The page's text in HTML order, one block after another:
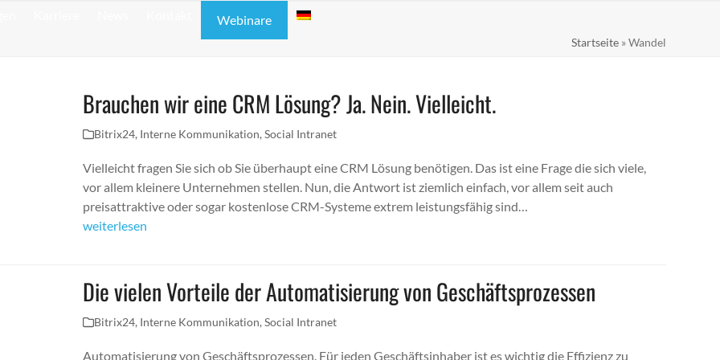
Webinare
Startseite»Wandel
Brauchen wir eine CRM Lösung? Ja. Nein. Vielleicht.
Bitrix24, Interne Kommunikation,Social Intranet
Vielleicht fragen Sie sich ob Sie überhaupt eine CRM Lösung benötigen. Das ist eine Frage die sich viele,
vor allem kleinere Unternehmen stellen. Nun, die Antwort ist ziemlich einfach, vor allem seit auch
preisattraktive oder sogar kostenlose CRM-Systeme extrem leistungsfähig sind…
weiterlesen
Die vielen Vorteile der Automatisierung von Geschäftsprozessen
Bitrix24, Interne Kommunikation,Social Intranet
Automatisierung von Geschäftsprozessen. Für jeden Geschäftsinhaber ist es wichtig die Effizienz zu